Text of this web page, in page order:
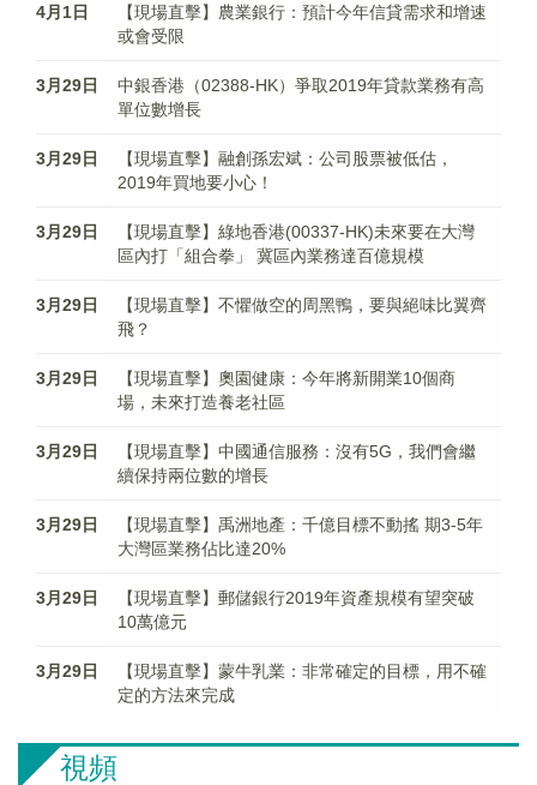
4月1日
【現場直擊】農業銀行：預計今年信貸需求和增速
或會受限
3月29日
中銀香港（02388-HK）爭取2019年貸款業務有高
單位數增長
3月29日
【現場直擊】融創孫宏斌：公司股票被低估，
2019年買地要小心！
3月29日
【現場直擊】綠地香港(00337-HK)未來要在大灣
區內打「組合拳」 冀區內業務達百億規模
3月29日
【現場直擊】不懼做空的周黑鴨，要與絕味比翼齊
飛？
3月29日
【現場直擊】奧園健康：今年將新開業10個商
場，未來打造養老社區
3月29日
【現場直擊】中國通信服務：沒有5G，我們會繼
續保持兩位數的增長
3月29日
【現場直擊】禹洲地產：千億目標不動搖 期3-5年
大灣區業務佔比達20%
3月29日
【現場直擊】郵儲銀行2019年資產規模有望突破
10萬億元
3月29日
【現場直擊】蒙牛乳業：非常確定的目標，用不確
定的方法來完成
視頻